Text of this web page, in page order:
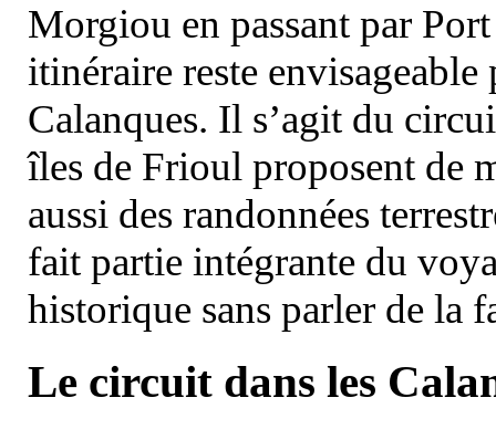
Morgiou en passant par
itinéraire reste
Calanques. Il s’agit du
îles de Frioul proposent de
aussi des randonnées
fait partie intégrante du
historique sans parler de la
Le circuit dans les